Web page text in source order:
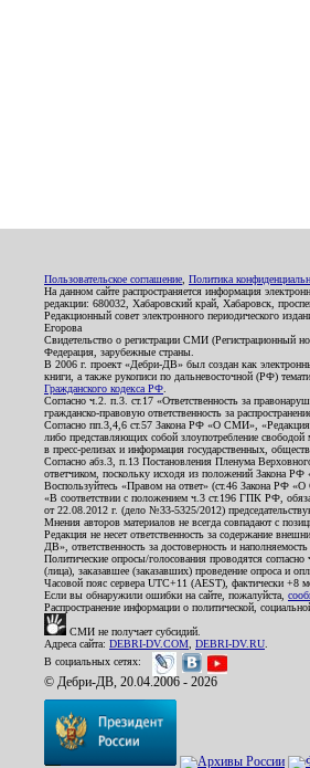
Пользовательское соглашение Политика
На данном сайте распространяется информация
редакции: 680032, Хабаровский край, Хабаровск,
Редакционный совет электронного
Егорова
Свидетельство о регистрации СМИ (Регистрационный
Федерация, зарубежные страны.
В 2006 г. проект «Дебри-ДВ» был создан как
книги, а также рукописи по дальневосточной (РФ)
Гражданского кодекса РФ
Согласно ч.2. п.3. ст.17 «Ответственность за
гражданско-правовую ответственность за
Согласно пп.3,4,6 ст.57 Закона РФ «О СМИ», «Редакция,
либо представляющих собой злоупотребление
в пресс-релизах и информация государственных,
Согласно абз.3, п.13 Постановления Пленума
ответчиком, поскольку исходя из положений Закона РФ
Воспользуйтесь «Правом на ответ» (ст.46 Закона РФ
«В соответствии с положением ч.3 ст.196 ГПК РФ,
от 22.08.2012 г. (дело №33-5325/2012)
Мнения авторов материалов не всегда совпадают с
Редакция не несет ответственность за содержание
ДВ», ответственность за достоверность и наполняемость
Политические опросы/голосования проводятся
(лица), заказавшее (заказавших) проведение опроса и
Часовой пояс сервера UTC+11 (AEST), фактически +8
Если вы обнаружили ошибки на сайте, пожалуйста,
Распространение информации о политической,
СМИ не получает субсидий.
Адреса сайта: DEBRI-DV.COM DEBRI-DV.RU
В социальных сетях:
© Дебри-ДВ, 20.04.2006 - 2026